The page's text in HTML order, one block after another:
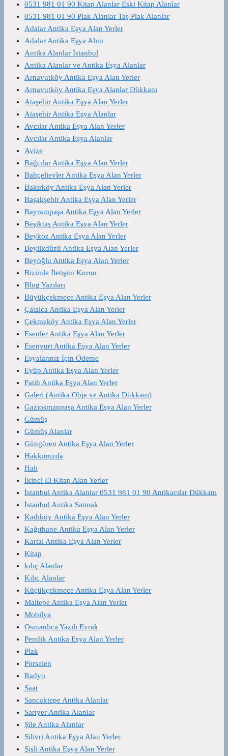
0531 981 01 90 Kitap Alanlar Eski Kitap Alanlar
0531 981 01 90 Plak Alanlar Taş Plak Alanlar
Adalar Antika Eşya Alan Yerler
Adalar Antika Eşya Alım
Antika Alanlar İstanbul
Antika Alanlar ve Antika Eşya Alanlar
Arnavutköy Antika Eşya Alan Yerler
Arnavutköy Antika Eşya Alanlar Dükkanı
Ataşehir Antika Eşya Alan Yerler
Ataşehir Antika Eşya Alanlar
Avcılar Antika Eşya Alan Yerler
Avcılar Antika Eşya Alanlar
Avize
Bağcılar Antika Eşya Alan Yerler
Bahçelievler Antika Eşya Alan Yerler
Bakırköy Antika Eşya Alan Yerler
Başakşehir Antika Eşya Alan Yerler
Bayrampaşa Antika Eşya Alan Yerler
Beşiktaş Antika Eşya Alan Yerler
Beykoz Antika Eşya Alan Yerler
Beylikdüzü Antika Eşya Alan Yerler
Beyoğlu Antika Eşya Alan Yerler
Bizimle İletişim Kurun
Blog Yazıları
Büyükçekmece Antika Eşya Alan Yerler
Çatalca Antika Eşya Alan Yerler
Çekmeköy Antika Eşya Alan Yerler
Esenler Antika Eşya Alan Yerler
Esenyurt Antika Eşya Alan Yerler
Eşyalarınız İçin Ödeme
Eyüp Antika Eşya Alan Yerler
Fatih Antika Eşya Alan Yerler
Galeri (Antika Obje ve Antika Dükkanı)
Gaziosmanpaşa Antika Eşya Alan Yerler
Gümüş
Gümüş Alanlar
Güngören Antika Eşya Alan Yerler
Hakkımızda
Halı
İkinci El Kitap Alan Yerler
İstanbul Antika Alanlar 0531 981 01 90 Antikacılar Dükkanı
İstanbul Antika Satmak
Kadıköy Antika Eşya Alan Yerler
Kağıthane Antika Eşya Alan Yerler
Kartal Antika Eşya Alan Yerler
Kitap
kılıç Alanlar
Kılıç Alanlar
Küçükçekmece Antika Eşya Alan Yerler
Maltepe Antika Eşya Alan Yerler
Mobilya
Osmanlıca Yazılı Evrak
Pendik Antika Eşya Alan Yerler
Plak
Porselen
Radyo
Saat
Sancaktepe Antika Alanlar
Sarıyer Antika Alanlar
Şile Antika Alanlar
Silivri Antika Eşya Alan Yerler
Şişli Antika Eşya Alan Yerler